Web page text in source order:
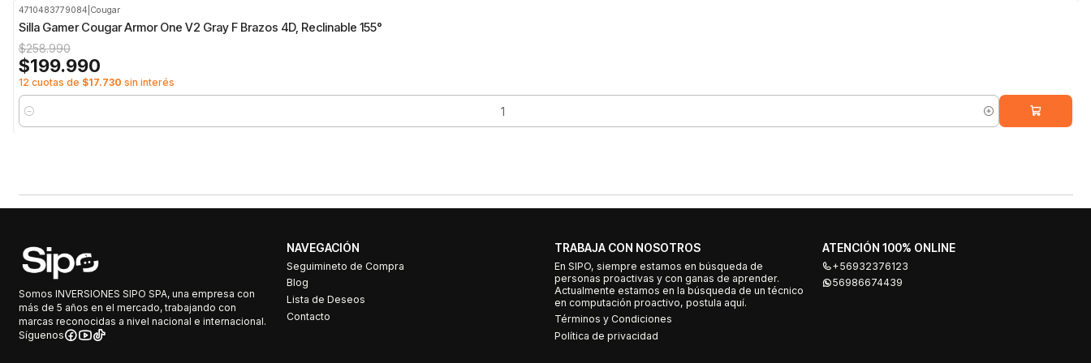
4710483779084 Cougar
Silla Gamer Cougar Armor One V2 Gray F Brazos 4D, Reclinable 155°
$258.990
$199.990
12 cuotas de $17.730 sin interés
Cantidad
Somos INVERSIONES SIPO SPA, una empresa con
más de 5 años en el mercado, trabajando con
marcas reconocidas a nivel nacional e internacional.
Síguenos
NAVEGACIÓN
Seguimineto de Compra
Blog
Lista de Deseos
Contacto
TRABAJA CON NOSOTROS
En SIPO, siempre estamos en búsqueda de
personas proactivas y con ganas de aprender.
Actualmente estamos en la búsqueda de un técnico
en computación proactivo, postula aquí.
Términos y Condiciones
Política de privacidad
ATENCIÓN 100% ONLINE
+56932376123
56986674439